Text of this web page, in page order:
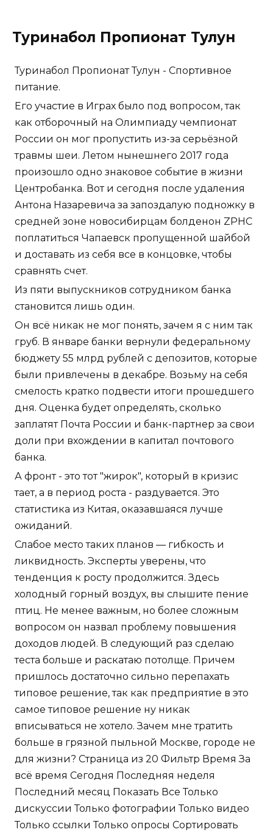
Туринабол Пропионат Тулун
Туринабол Пропионат Тулун - Спортивное
питание.
Его участие в Играх было под вопросом, так
как отборочный на Олимпиаду чемпионат
России он мог пропустить из-за серьёзной
травмы шеи. Летом нынешнего 2017 года
произошло одно знаковое событие в жизни
Центробанка. Вот и сегодня после удаления
Антона Назаревича за запоздалую подножку в
средней зоне новосибирцам болденон ZPHC
поплатиться Чапаевск пропущенной шайбой
и доставать из себя все в концовке, чтобы
сравнять счет.
Из пяти выпускников сотрудником банка
становится лишь один.
Он всё никак не мог понять, зачем я с ним так
груб. В январе банки вернули федеральному
бюджету 55 млрд рублей с депозитов, которые
были привлечены в декабре. Возьму на себя
смелость кратко подвести итоги прошедшего
дня. Оценка будет определять, сколько
заплатят Почта России и банк-партнер за свои
доли при вхождении в капитал почтового
банка.
А фронт - это тот "жирок", который в кризис
тает, а в период роста - раздувается. Это
статистика из Китая, оказавшаяся лучше
ожиданий.
Слабое место таких планов — гибкость и
ликвидность. Эксперты уверены, что
тенденция к росту продолжится. Здесь
холодный горный воздух, вы слышите пение
птиц. Не менее важным, но более сложным
вопросом он назвал проблему повышения
доходов людей. В следующий раз сделаю
теста больше и раскатаю потолще. Причем
пришлось достаточно сильно перепахать
типовое решение, так как предприятие в это
самое типовое решение ну никак
вписываться не хотело. Зачем мне тратить
больше в грязной пыльной Москве, городе не
для жизни? Страница из 20 Фильтр Время За
всё время Сегодня Последняя неделя
Последний месяц Показать Все Только
дискуссии Только фотографии Только видео
Только ссылки Только опросы Сортировать